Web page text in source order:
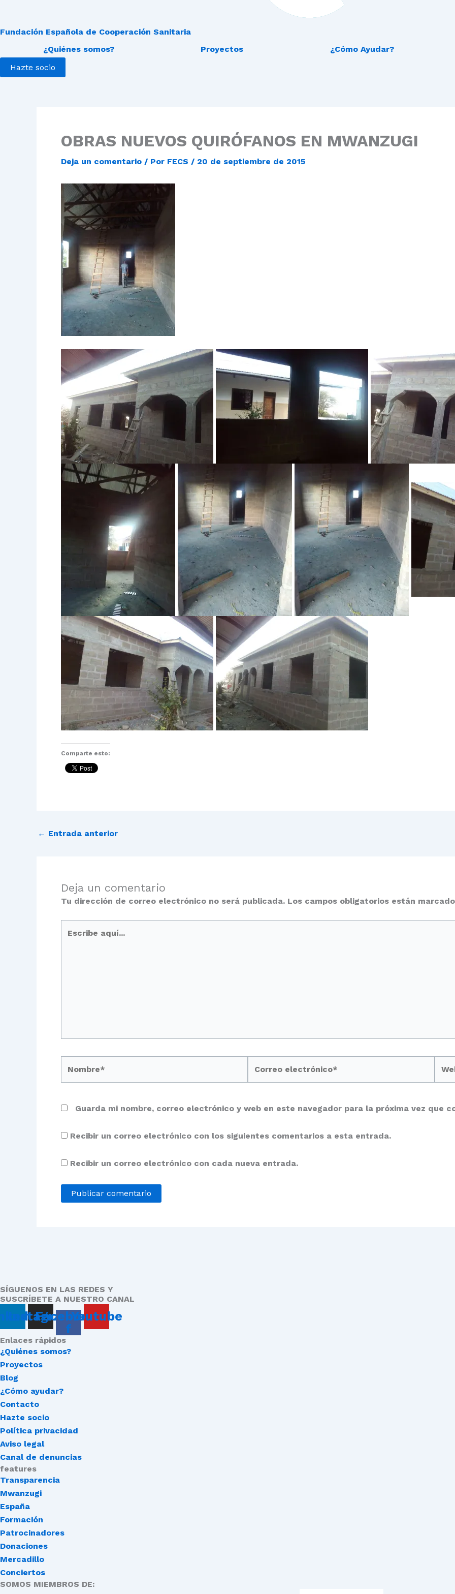
Fundación Española de Cooperación Sanitaria
¿Quiénes somos?
Proyectos ¿Cómo Ayudar?
Hazte socio
OBRAS NUEVOS QUIRÓFANOS EN MWANZUGI
Deja un comentario / Por FECS / 20 de septiembre de 2015
Comparte esto:
← Entrada anterior
Deja un comentario
Tu dirección de correo electrónico no será publicada. Los campos obligatorios están
Guarda mi nombre, correo electrónico y web en este navegador para la próxima vez que
Recibir un correo electrónico con los siguientes comentarios a esta entrada.
Recibir un correo electrónico con cada nueva entrada.
SÍGUENOS EN LAS REDES Y
SUSCRÍBETE A NUESTRO CANAL
Instagram
Facebook-
f
Youtube
Enlaces rápidos
¿Quiénes somos?
Proyectos
Blog
¿Cómo ayudar?
Contacto
Hazte socio
Política privacidad
Aviso legal
Canal de denuncias
features
Transparencia
Mwanzugi
España
Formación
Patrocinadores
Donaciones
Mercadillo
Conciertos
SOMOS MIEMBROS DE: